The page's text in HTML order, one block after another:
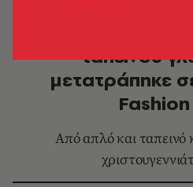
ταπεινού
μετατράπηκε
Από απλό και ταπεινό